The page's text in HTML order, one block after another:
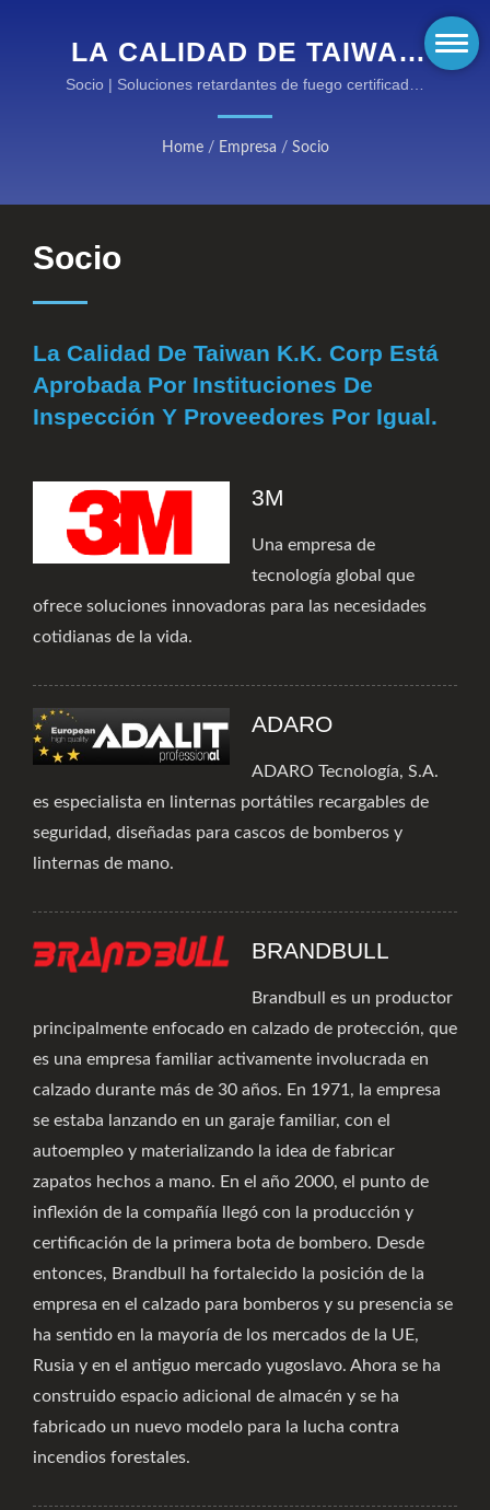
LA CALIDAD DE TAIWAN
K.K. CORP ESTÁ
APROBADA POR
INSPECCIÓN Y
PROVEEDORES POR
RESISTENTE AL FUEGO
DE KANOX®: DESCUBRE
NUESTRAS CATEGORÍAS
Socio | Soluciones retardantes de fuego certificadas
Home / Empresa / Socio
Socio
La Calidad De Taiwan K.K. Corp Está
Aprobada Por Instituciones De
Inspección Y Proveedores Por Igual.
3M
Una empresa de
tecnología global que
ofrece soluciones innovadoras para las necesidades
cotidianas de la vida.
ADARO
ADARO Tecnología, S.A.
es especialista en linternas portátiles recargables de
seguridad, diseñadas para cascos de bomberos y
linternas de mano.
BRANDBULL
Brandbull es un productor
principalmente enfocado en calzado de protección, que
es una empresa familiar activamente involucrada en
calzado durante más de 30 años. En 1971, la empresa
se estaba lanzando en un garaje familiar, con el
autoempleo y materializando la idea de fabricar
zapatos hechos a mano. En el año 2000, el punto de
inflexión de la compañía llegó con la producción y
certificación de la primera bota de bombero. Desde
entonces, Brandbull ha fortalecido la posición de la
empresa en el calzado para bomberos y su presencia se
ha sentido en la mayoría de los mercados de la UE,
Rusia y en el antiguo mercado yugoslavo. Ahora se ha
construido espacio adicional de almacén y se ha
fabricado un nuevo modelo para la lucha contra
incendios forestales.